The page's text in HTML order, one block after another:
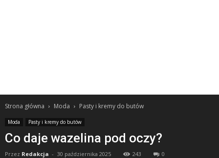
Strona główna Moda Pasty i kremy do butów
Moda Pasty i kremy do butów
Co daje wazelina pod oczy?
Przez Redakcja - 30 października 2025 243 0